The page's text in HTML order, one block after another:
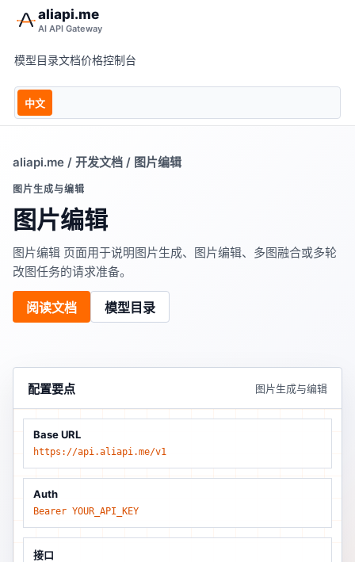
aliapi.me
AI API Gateway
模型目录文档价格控制台
中文
aliapi.me / 开发文档 / 图片编辑
图片生成与编辑
图片编辑
图片编辑 页面用于说明图片生成、图片编辑、多图融合或多轮
改图任务的请求准备。
阅读文档 模型目录
配置要点 图片生成与编辑
Base URL
https://api.aliapi.me/v1
Auth
Bearer YOUR_API_KEY
接口